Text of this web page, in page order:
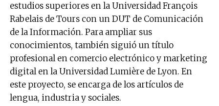
estudios superiores en la Universidad François
Rabelais de Tours con un DUT de Comunicación
de la Información. Para ampliar sus
conocimientos, también siguió un título
profesional en comercio electrónico y marketing
digital en la Universidad Lumière de Lyon. En
este proyecto, se encarga de los artículos de
lengua, industria y sociales.